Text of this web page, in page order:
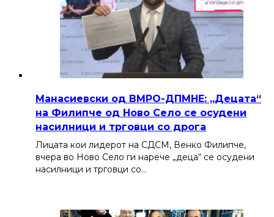
Манасиевски од ВМРО-ДПМНЕ: „Децата“
на Филипче од Ново Село се осудени
насилници и трговци со дрога
Лицата кои лидерот на СДСМ, Венко Филипче,
вчера во Ново Село ги нарече „деца“ се осудени
насилници и трговци со…